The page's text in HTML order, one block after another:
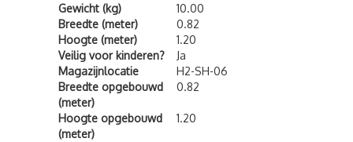
Gewicht (kg)
10.00
Breedte (meter)
0.82
Hoogte (meter)
1.20
Veilig voor kinderen?
Ja
Magazijnlocatie
H2-SH-06
Breedte opgebouwd
(meter)
0.82
Hoogte opgebouwd
(meter)
1.20